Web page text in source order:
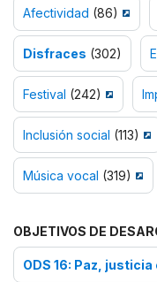
Afectividad (86)
Disfraces (302)
Festival (242)
Inclusión social (113)
Música vocal (319)
OBJETIVOS DE
ODS 16: Paz,